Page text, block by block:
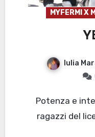
MYFERMI X
Iulia
Potenza e interiorità dell'esibizione dei
ragazzi del